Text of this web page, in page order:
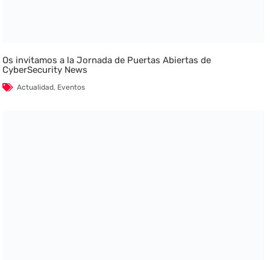
Os invitamos a la Jornada de Puertas Abiertas de
CyberSecurity News
Actualidad, Eventos